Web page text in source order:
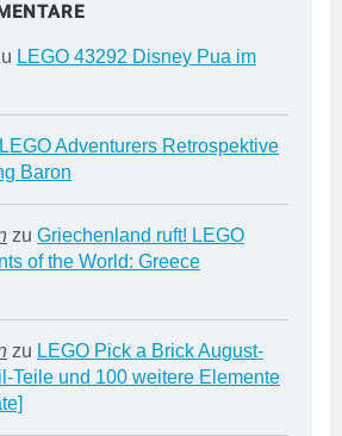
LEGO 43292 Disney Pua im
LEGO Adventurers Retrospektive
Baron
zu Griechenland ruft! LEGO
of the World: Greece
zu LEGO Pick a Brick August-
Teile und 100 weitere Elemente